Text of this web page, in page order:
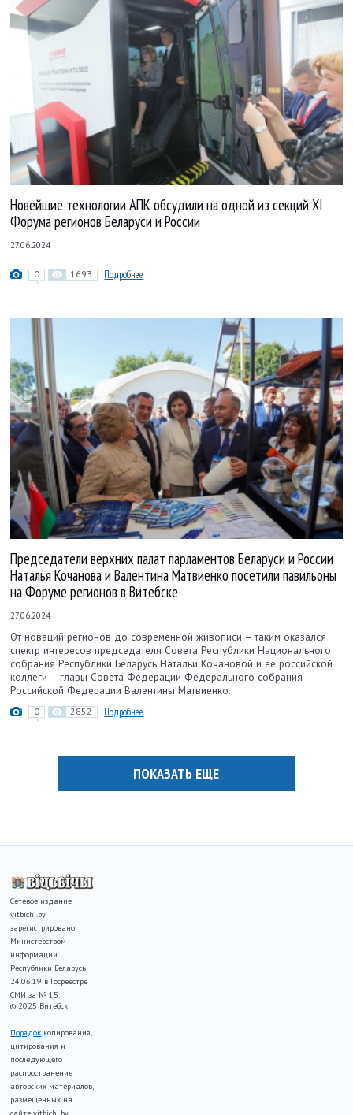
Новейшие технологии АПК обсудили на одной из секций XI
Форума регионов Беларуси и России
27.06.2024
0 1693 Подробнее
Председатели верхних палат парламентов Беларуси и России
Наталья Кочанова и Валентина Матвиенко посетили павильоны
на Форуме регионов в Витебске
27.06.2024
От новаций регионов до современной живописи – таким оказался
спектр интересов председателя Совета Республики Национального
собрания Республики Беларусь Натальи Кочановой и ее российской
коллеги – главы Совета Федерации Федерального собрания
Российской Федерации Валентины Матвиенко.
0 2852 Подробнее
ПОКАЗАТЬ ЕЩЕ
Сетевое издание
vitbichi.by
зарегистрировано
Министерством
информации
Республики Беларусь
24.06.19 в Госреестре
СМИ за № 15.
© 2025 Витебск
Порядок копирования,
цитирования и
последующего
распространение
авторских материалов,
размещенных на